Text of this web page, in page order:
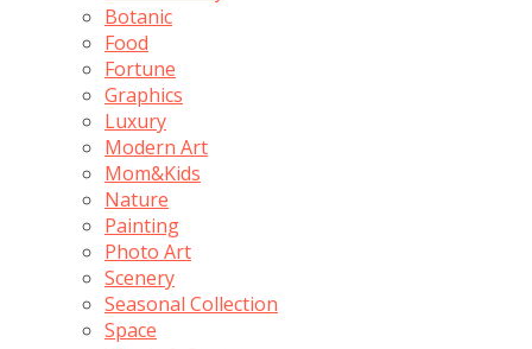
Botanic
Food
Fortune
Graphics
Luxury
Modern Art
Mom&Kids
Nature
Painting
Photo Art
Scenery
Seasonal Collection
Space